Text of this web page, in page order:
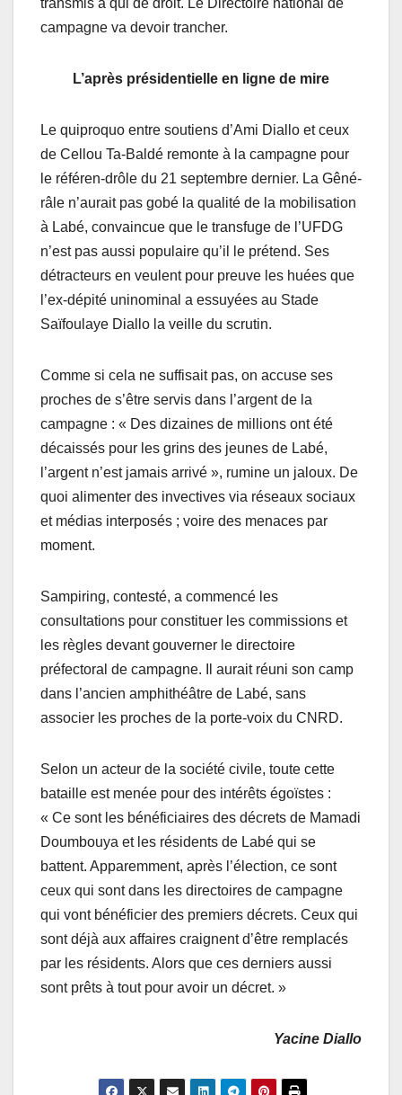
transmis à qui de droit. Le Directoire national de
campagne va devoir trancher.
L’après présidentielle en ligne de mire
Le quiproquo entre soutiens d’Ami Diallo et ceux
de Cellou Ta-Baldé remonte à la campagne pour
le référen-drôle du 21 septembre dernier. La Gêné-
râle n’aurait pas gobé la qualité de la mobilisation
à Labé, convaincue que le transfuge de l’UFDG
n’est pas aussi populaire qu’il le prétend. Ses
détracteurs en veulent pour preuve les huées que
l’ex-dépité uninominal a essuyées au Stade
Saïfoulaye Diallo la veille du scrutin.
Comme si cela ne suffisait pas, on accuse ses
proches de s’être servis dans l’argent de la
campagne : « Des dizaines de millions ont été
décaissés pour les grins des jeunes de Labé,
l’argent n’est jamais arrivé », rumine un jaloux. De
quoi alimenter des invectives via réseaux sociaux
et médias interposés ; voire des menaces par
moment.
Sampiring, contesté, a commencé les
consultations pour constituer les commissions et
les règles devant gouverner le directoire
préfectoral de campagne. Il aurait réuni son camp
dans l’ancien amphithéâtre de Labé, sans
associer les proches de la porte-voix du CNRD.
Selon un acteur de la société civile, toute cette
bataille est menée pour des intérêts égoïstes :
« Ce sont les bénéficiaires des décrets de Mamadi
Doumbouya et les résidents de Labé qui se
battent. Apparemment, après l’élection, ce sont
ceux qui sont dans les directoires de campagne
qui vont bénéficier des premiers décrets. Ceux qui
sont déjà aux affaires craignent d’être remplacés
par les résidents. Alors que ces derniers aussi
sont prêts à tout pour avoir un décret. »
Yacine Diallo